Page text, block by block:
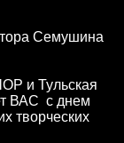
Семушина
и Тульская
ВАС с днем
творческих